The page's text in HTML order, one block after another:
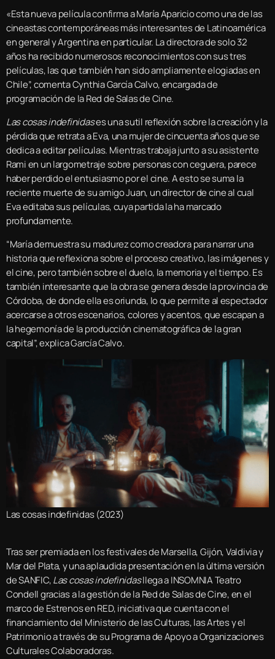
«Esta nueva película confirma a María Aparicio como una de las
cineastas contemporáneas más interesantes de Latinoamérica
en general y Argentina en particular. La directora de solo 32
años ha recibido numerosos reconocimientos con sus tres
películas, las que también han sido ampliamente elogiadas en
Chile”, comenta Cynthia García Calvo, encargada de
programación de la Red de Salas de Cine.
Las cosas indefinidases una sutil reflexión sobre la creación y la
pérdida que retrata a Eva, una mujer de cincuenta años que se
dedica a editar películas. Mientras trabaja junto a su asistente
Rami en un largometraje sobre personas con ceguera, parece
haber perdido el entusiasmo por el cine. A esto se suma la
reciente muerte de su amigo Juan, un director de cine al cual
Eva editaba sus películas, cuya partida la ha marcado
profundamente.
“María demuestra su madurez como creadora para narrar una
historia que reflexiona sobre el proceso creativo, las imágenes y
el cine, pero también sobre el duelo, la memoria y el tiempo. Es
también interesante que la obra se genera desde la provincia de
Córdoba, de donde ella es oriunda, lo que permite al espectador
acercarse a otros escenarios, colores y acentos, que escapan a
la hegemonía de la producción cinematográfica de la gran
capital”, explica García Calvo.
Las cosas indefinidas (2023)
Tras ser premiada en los festivales de Marsella, Gijón, Valdivia y
Mar del Plata, y una aplaudida presentación en la última versión
de SANFIC,Las cosas indefinidasllega a INSOMNIA Teatro
Condell gracias a la gestión de la Red de Salas de Cine, en el
marco de Estrenos en RED, iniciativa que cuenta con el
financiamiento del Ministerio de las Culturas, las Artes y el
Patrimonio a través de su Programa de Apoyo a Organizaciones
Culturales Colaboradoras.